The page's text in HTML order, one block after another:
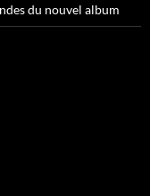
du nouvel album